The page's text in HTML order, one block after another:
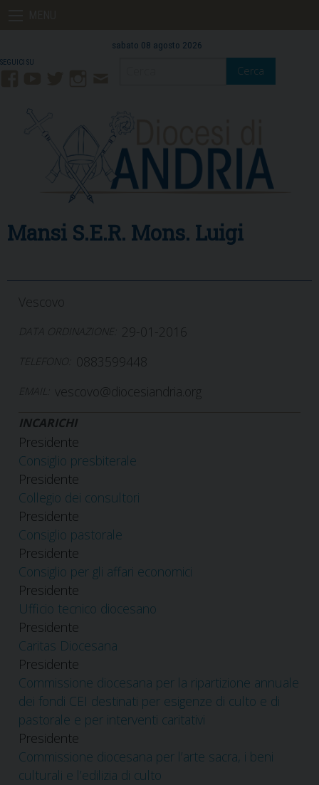
sabato 08 agosto 2026
Mail
Cerca
Mansi S.E.R. Mons. Luigi
Vescovo
DATA ORDINAZIONE: 29-01-2016
TELEFONO: 0883599448
EMAIL: vescovo@diocesiandria.org
INCARICHI
Presidente
Consiglio presbiterale
Presidente
Collegio dei consultori
Presidente
Consiglio pastorale
Presidente
Consiglio per gli affari economici
Presidente
Ufficio tecnico diocesano
Presidente
Caritas Diocesana
Presidente
Commissione diocesana per la ripartizione annuale
dei fondi CEI destinati per esigenze di culto e di
pastorale e per interventi caritativi
Presidente
Commissione diocesana per l’arte sacra, i beni
culturali e l’edilizia di culto